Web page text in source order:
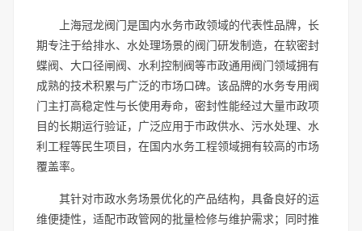
上海冠龙阀门是国内水务市政领域的代表性品牌，长
期专注于给排水、水处理场景的阀门研发制造，在软密封
蝶阀、大口径闸阀、水利控制阀等市政通用阀门领域拥有
成熟的技术积累与广泛的市场口碑。该品牌的水务专用阀
门主打高稳定性与长使用寿命，密封性能经过大量市政项
目的长期运行验证，广泛应用于市政供水、污水处理、水
利工程等民生项目，在国内水务工程领域拥有较高的市场
覆盖率。
其针对市政水务场景优化的产品结构，具备良好的运
维便捷性，适配市政管网的批量检修与维护需求；同时推